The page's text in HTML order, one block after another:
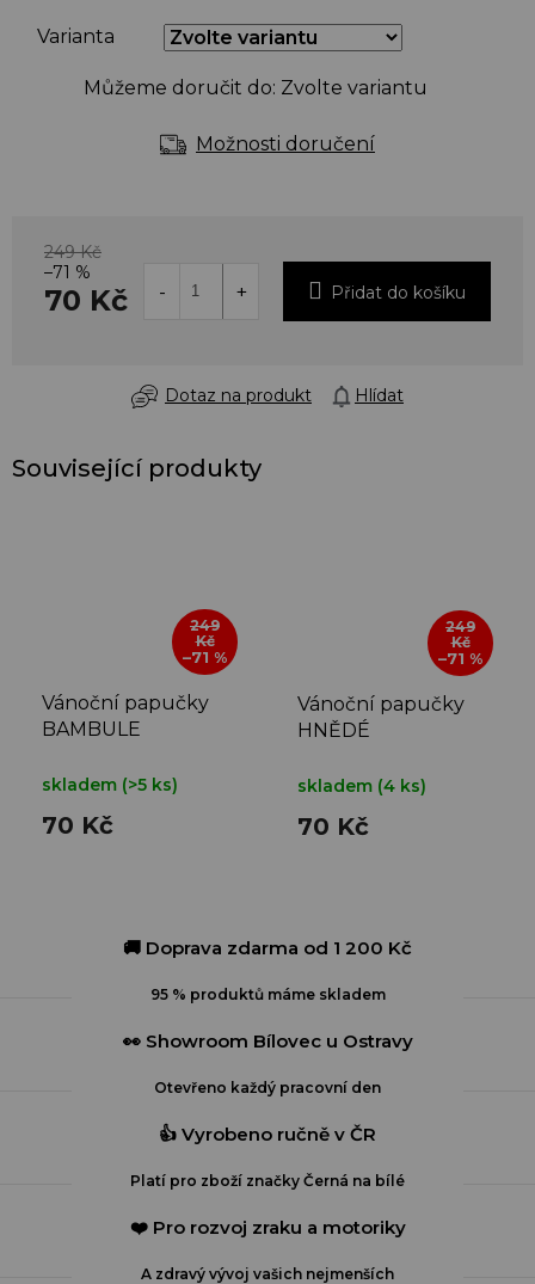
Varianta
Můžeme doručit do: Zvolte variantu
Možnosti doručení
249 Kč
–71 %
70 Kč Přidat do košíku
Dotaz na produkt Hlídat
Související produkty
249
Kč
–71 %
Vánoční papučky
BAMBULE
skladem (>5 ks)
70 Kč
249
Kč
–71 %
Vánoční papučky
HNĚDÉ
skladem (4 ks)
70 Kč
🚚 Doprava zdarma od 1 200 Kč
95 % produktů máme skladem
👀 Showroom Bílovec u Ostravy
Otevřeno každý pracovní den
👍 Vyrobeno ručně v ČR
Platí pro zboží značky Černá na bílé
❤️ Pro rozvoj zraku a motoriky
A zdravý vývoj vašich nejmenších